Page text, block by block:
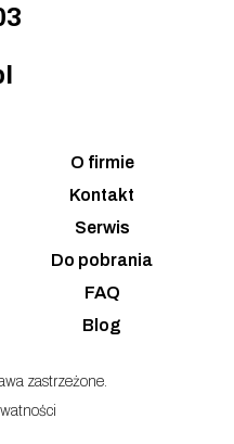
O firmie
Kontakt
Serwis
Do pobrania
FAQ
Blog
zastrzeżone.